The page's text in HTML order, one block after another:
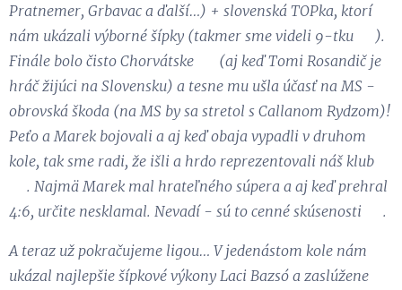
Pratnemer, Grbavac a ďalší…) + slovenská TOPka, ktorí
nám ukázali výborné šípky (takmer sme videli 9-tku 😉).
Finále bolo čisto Chorvátske 😉 (aj keď Tomi Rosandič je
hráč žijúci na Slovensku) a tesne mu ušla účasť na MS -
obrovská škoda (na MS by sa stretol s Callanom Rydzom)!
Peťo a Marek bojovali a aj keď obaja vypadli v druhom
kole, tak sme radi, že išli a hrdo reprezentovali náš klub
👏. Najmä Marek mal hrateľného súpera a aj keď prehral
4:6, určite nesklamal. Nevadí - sú to cenné skúsenosti 😉.
A teraz už pokračujeme ligou… V jedenástom kole nám
ukázal najlepšie šípkové výkony Laci Bazsó a zaslúžene